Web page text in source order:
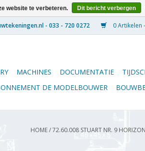
0 Artikelen
MACHINES DOCUMENTATIE
DE MODELBOUWER
HOME/72.60.008 STUART NR. 9
website te verbeteren. Dit bericht verbergen